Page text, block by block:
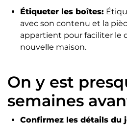
Étiqueter les boîtes:
avec son contenu et la
appartient pour faciliter le
nouvelle maison.
On y est
semaines
Confirmez les détails du